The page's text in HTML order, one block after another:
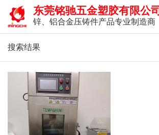
东莞铭驰五金塑胶有限公司
锌、铝合金压铸件产品专业制造商
搜索结果